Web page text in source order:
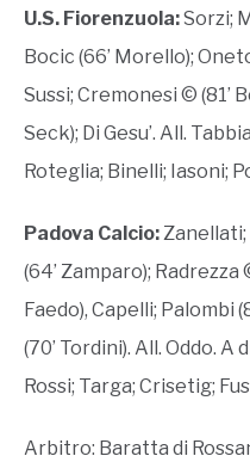
U.S. Fiorenzuola:Sorzi;
Bocic (66’ Morello);
Sussi; Cremonesi © (81’
Seck); Di Gesu’. All.
Roteglia; Binelli; Iasoni;
Padova Calcio:
(64’ Zamparo); Radrezza
Faedo), Capelli; Palombi
(70’ Tordini). All. Oddo.
Rossi; Targa; Crisetig;
Arbitro: Baratta di